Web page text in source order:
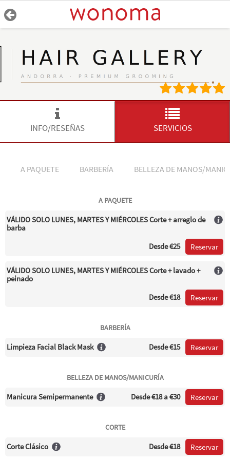
INFO/RESEÑAS SERVICIOS
A PAQUETE BARBERÍA BELLEZA DE MANOS/
A PAQUETE
VÁLIDO SOLO LUNES, MARTES Y MIÉRCOLES Corte + arreglo de
barba
Desde€25 Reservar
VÁLIDO SOLO LUNES, MARTES Y MIÉRCOLES Corte + lavado +
peinado
Desde€18 Reservar
BARBERÍA
Limpieza Facial Black Mask Desde€15 Reservar
BELLEZA DE MANOS/MANICURÍA
Manicura Semipermanente Desde€18a €30 Reservar
CORTE
Corte Clásico Desde€18 Reservar